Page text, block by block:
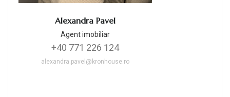
Alexandra Pavel
Agent imobiliar
+40 771 226 124
alexandra.pavel@kronhouse.ro